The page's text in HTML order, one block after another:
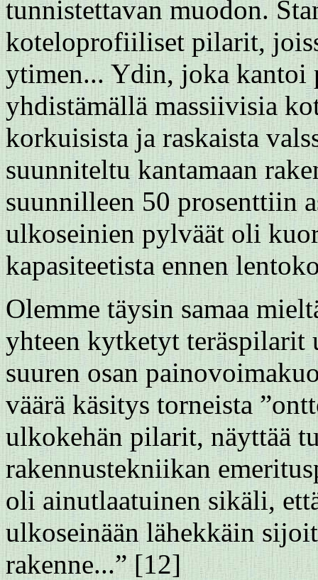
tunnistettavan muodon.
koteloprofiiliset pilarit,
ytimen... Ydin, joka kantoi
yhdistämällä massiivisia
korkuisista ja raskaista
suunniteltu kantamaan
suunnilleen 50 prosenttiin
ulkoseinien pylväät oli
kapasiteetista ennen
Olemme täysin samaa
yhteen kytketyt
suuren osan
väärä käsitys torneista
ulkokehän pilarit, näyttää
rakennustekniikan
oli ainutlaatuinen sikäli,
ulkoseinään lähekkäin
rakenne...” [12]